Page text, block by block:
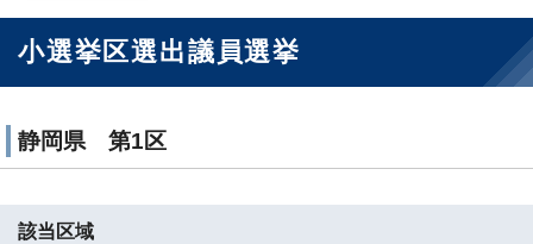
小選挙区選出議員選挙
静岡県 第1区
該当区域